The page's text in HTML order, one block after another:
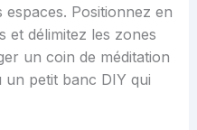
espaces. Positionnez en
et délimitez les zones
un coin de méditation
petit banc DIY qui